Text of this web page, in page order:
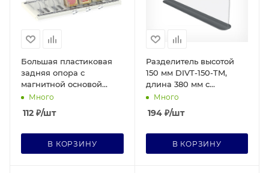
Большая пластиковая
задняя опора с
магнитной основой
BACK-XL-TM (20)
Много
112 ₽/шт
В КОРЗИНУ
Разделитель высотой
150 мм DIVT-150-TM,
длина 380 мм с
магнитным скотчем (10)
Много
194₽/шт
В КОРЗИНУ